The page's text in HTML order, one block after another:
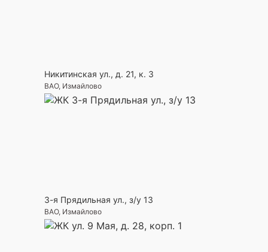
Никитинская ул., д. 21, к. 3
ВАО, Измайлово
3-я Прядильная ул., з/у 13
ВАО, Измайлово